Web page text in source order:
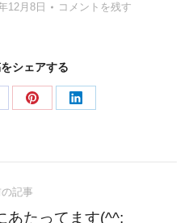
12月8日 コメントを残す
シェアする
Share
Share
記事
Previous
あたってます(^^;